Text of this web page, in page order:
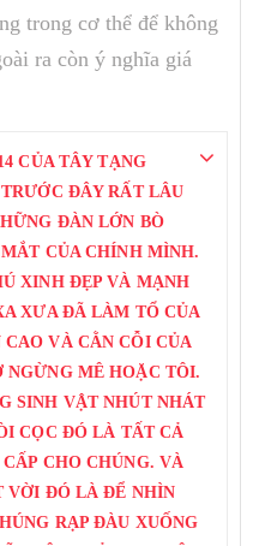
trong cơ thể để không
ra còn ý nghĩa giá
CỦA TÂY TẠNG
ĐÂY RẤT LÂU
ĐÀN LỚN BÒ
CỦA CHÍNH MÌNH.
XINH ĐẸP VÀ MẠNH
XƯA ĐÃ LÀM TỔ CỦA
CAO VÀ CẰN CỖI CỦA
NGỪNG MÊ HOẶC TÔI.
SINH VẬT NHÚT NHÁT
CỌC ĐÓ LÀ TẤT CẢ
CHO CHÚNG. VÀ
VỜI ĐÓ LÀ ĐỂ NHÌN
RẠP ĐÀU XUỐNG